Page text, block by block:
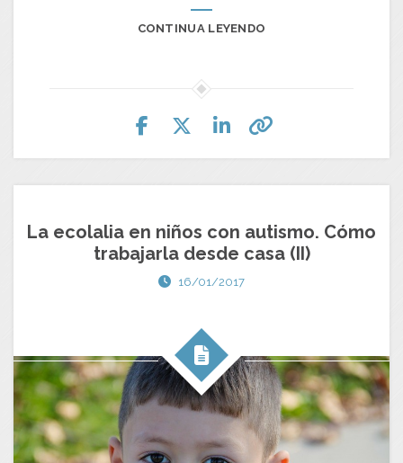
CONTINUA LEYENDO
La ecolalia en niños con autismo. Cómo
trabajarla desde casa (II)
16/01/2017